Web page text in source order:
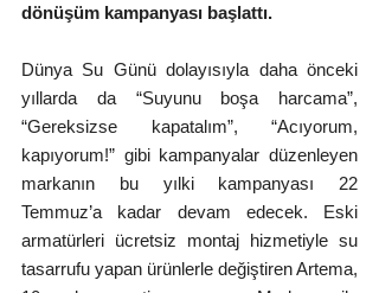
dönüşüm kampanyası başlattı.
Dünya Su Günü dolayısıyla daha önceki
yıllarda da “Suyunu boşa harcama”,
“Gereksizse kapatalım”, “Acıyorum,
kapıyorum!” gibi kampanyalar düzenleyen
markanın bu yılki kampanyası 22
Temmuz’a kadar devam edecek. Eski
armatürleri ücretsiz montaj hizmetiyle su
tasarrufu yapan ürünlerle değiştiren Artema,